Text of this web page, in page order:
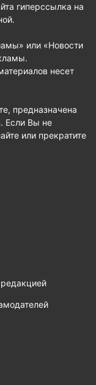
гиперссылка на
или «Новости
несет
предназначена
Если Вы не
или прекратите